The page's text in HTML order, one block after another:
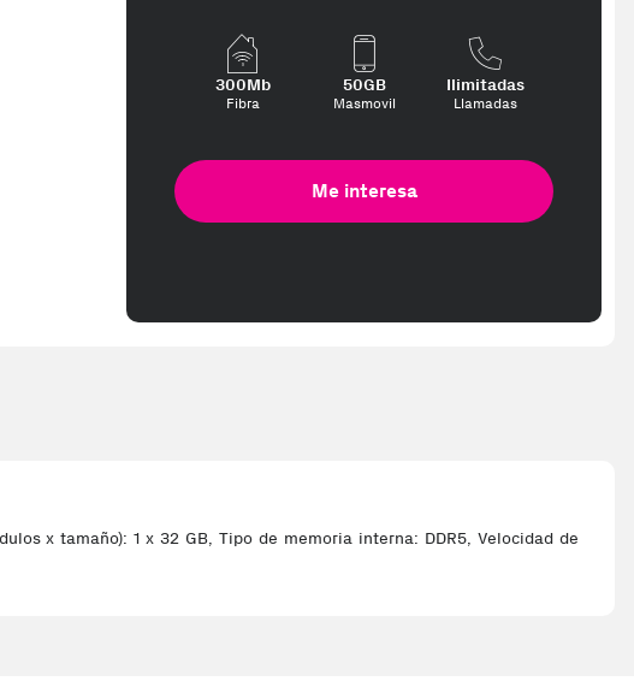
are shipped in 2-3 working days. Delivery times (3-10 days) might be
300Mb
Fibra
50GB
Masmovil
Ilimitadas
Llamadas
Me interesa
x tamaño): 1 x 32 GB, Tipo de memoria interna: DDR5, Velocidad de